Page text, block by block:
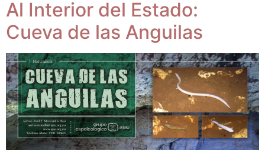
Al Interior del Estado:
Cueva de las Anguilas